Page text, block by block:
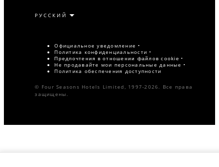
Официальное уведомление
Политика конфиденциальности
Предпочтения в отношении файлов cookie
Не продавайте мои персональные данные
Политика обеспечения доступности
© Four Seasons Hotels Limited, 1997-2026. Все права
защищены.